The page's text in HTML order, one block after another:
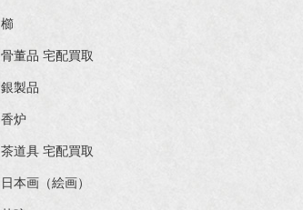
櫛
骨董品 宅配買取
銀製品
香炉
茶道具 宅配買取
日本画（絵画）